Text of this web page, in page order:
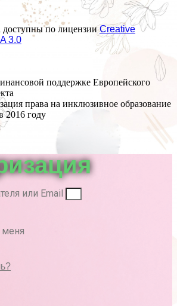
доступны по лицензииCreative
3.0
поддержке Европейского
права на инклюзивное образование
2016 году
или Email
меня